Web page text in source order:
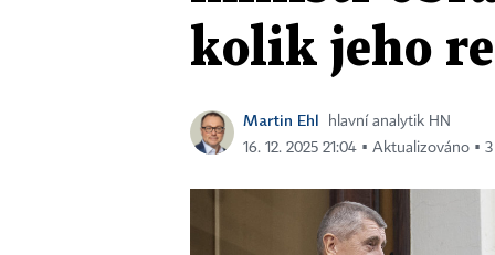
kolik jeho
Martin Ehl
hlavní analytik HN
16. 12. 2025 21:04 ▪ Aktualizováno ▪